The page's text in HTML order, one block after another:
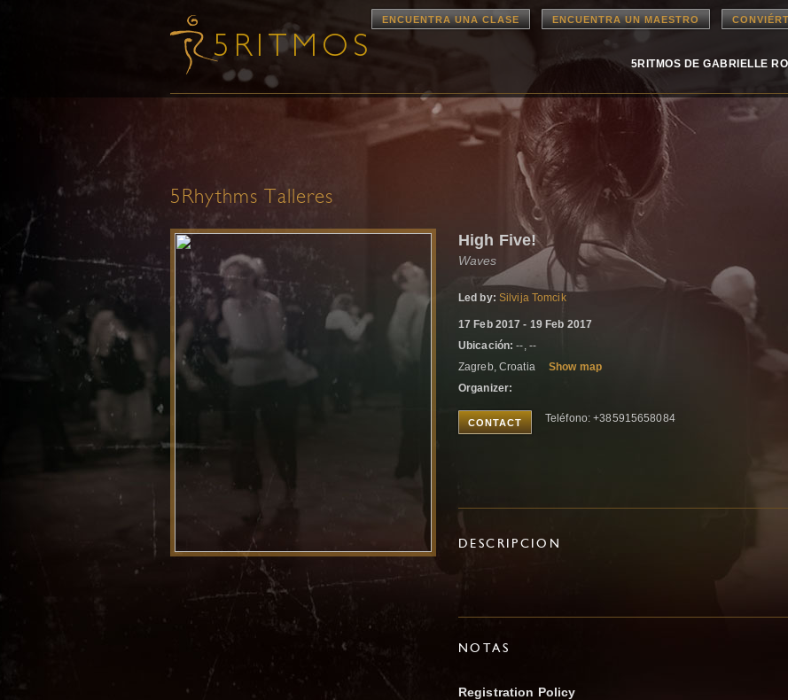
ENCUENTRA UNA CLASE ENCUENTRA UN MAESTRO
5RITMOS DE GABRIELLE
5Rhythms Talleres
High Five!
Waves
Led by: Silvija Tomcik
17 Feb 2017 - 19 Feb 2017
Ubicación: --, --
Zagreb, Croatia
Show map
Organizer:
CONTACT Teléfono: +385915658084
DESCRIPCION
NOTAS
Registration Policy